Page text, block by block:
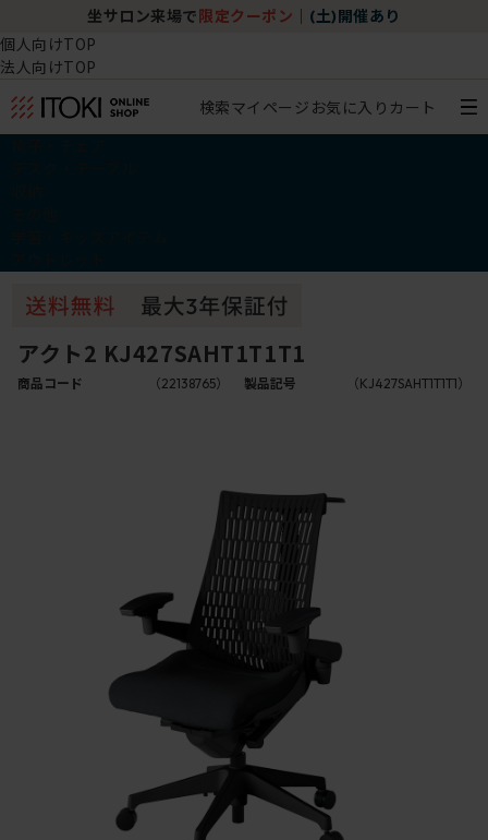
坐サロン来場で 限定クーポン (土)開催あり
個人向けTOP
法人向けTOP
検索マイページ お気に入り カート
アクト2 KJ427SAHT1T1T1
商品コード （22138765） 製品記号 （KJ427SAHT1T1T1）